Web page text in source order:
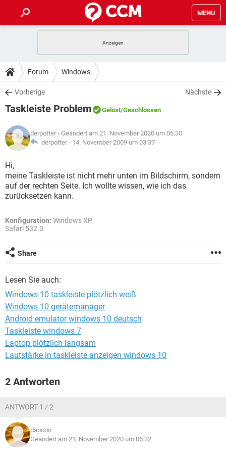
MENU
ANDROID
WINDOWS 10
WHATSAPP TIKTOK
FACEBOOK
TIPPS & TRICKS
SPIELE
WHATSAPP TIKTOK
FACEBOOK
DOWNLOADS
SPIELE STREAMING
ANDROID
WINDOWS 10 INSTAGRAM
WHATSAPP
FACEBOOK HARDWARE
SPIELE STREAMING
ANDROID
WINDOWS 10
WHATSAPP TIKTOK
LEXIKON
SPIELE
ANDROID IOS
WINDOWS 10
FACEBOOK
Forum Windows
Vorherige Nächste
Taskleiste Problem Gelöst/Geschlossen
derpotter - Geändert am 21. November 2020 um 06:30
derpotter - 14. November 2009 um 03:37
Hi,
meine Taskleiste ist nicht mehr unten im Bildschirm, sondern
auf der rechten Seite. Ich wollte wissen, wie ich das
zurücksetzen kann.
Konfiguration: Windows XP
Safari 532.0
Share
Lesen Sie auch:
Windows 10 taskleiste plötzlich weiß
Windows 10 gerätemanager
Android emulator windows 10 deutsch
Taskleiste windows 7
Laptop plötzlich langsam
Lautstärke in taskleiste anzeigen windows 10
2 Antworten
ANTWORT 1 / 2
dapooo
Geändert am 21. November 2020 um 06:32